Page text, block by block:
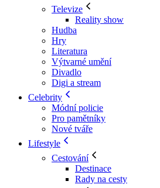
Televize
Reality show
Hudba
Hry
Literatura
Výtvarné umění
Divadlo
Digi a stream
Celebrity
Módní policie
Pro pamětníky
Nové tváře
Lifestyle
Cestování
Destinace
Rady na cesty